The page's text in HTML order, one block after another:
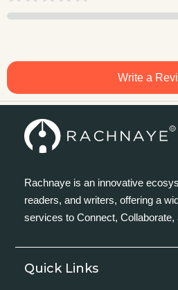
Write a
Rachnaye is an innovative
readers, and writers, offering a
services to Connect, Collaborate,
Quick Links